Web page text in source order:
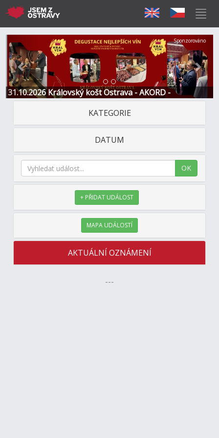
31.10.2026 Královský košt Ostrava - AKORD -
Restaurace a Hotel
Předchozí Další
Sponzorováno
KATEGORIE
DATUM
OK
+ PŘIDAT UDÁLOST
MAPA UDÁLOSTÍ
AKTUÁLNÍ OZNÁMENÍ
---